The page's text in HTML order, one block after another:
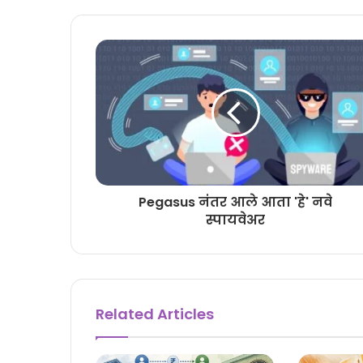
Pegasus नंतर आले आता 'हे' नवे
स्पायवेअर
Related Articles